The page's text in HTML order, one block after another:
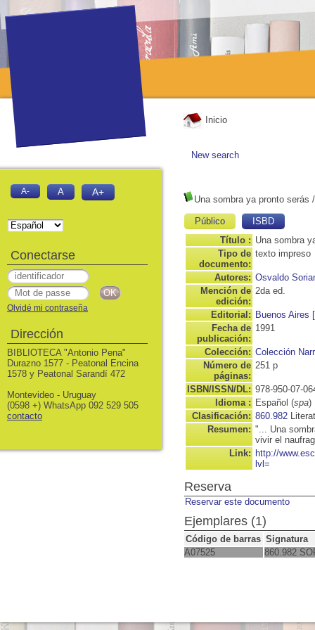
Inicio
New search
Una sombra ya pronto serás
Público
ISBD
Título : Una sombra
Tipo de
documento:
texto impreso
Autores: Osvaldo
Mención de
edición:
2da ed.
Editorial: Buenos Aires
Fecha de
publicación:
1991
Colección: Colección
Número de
páginas:
251 p
ISBN/ISSN/DL: 978-950-07-
Idioma : Español (spa)
Clasificación: 860.982
Resumen: "... Una
vivir el
Link: http://
lvl=
Reserva
Reservar este documento
Ejemplares (1)
Código de barras Signatura
A07525
860.982
A- A A+
Conectarse
Olvidé mi contraseña
Dirección
BIBLIOTECA "Antonio Pena"
Durazno 1577 - Peatonal Encina
1578 y Peatonal Sarandí 472
Montevideo - Uruguay
(0598 +) WhatsApp 092 529 505
contacto